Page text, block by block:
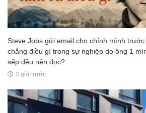
Steve Jobs gửi email cho chính mình
chẳng điều gì trong sự nghiệp do ông 1
sếp đều nên đọc?
2 giờ trước